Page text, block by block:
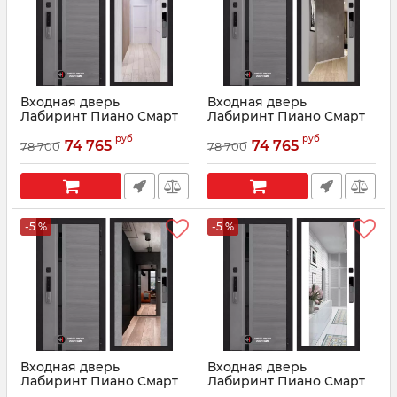
Входная дверь
Лабиринт Пиано Смарт
Максимум Сандал белый
Артикул: 210073
78 700 74 765 руб
Входная дверь
Лабиринт Пиано Смарт
Максимум Грей софт
Артикул: 210072
78 700 74 765 руб
-5 %
Входная дверь
Лабиринт Пиано Смарт
-5 %
Входная дверь
Лабиринт Пиано Смарт